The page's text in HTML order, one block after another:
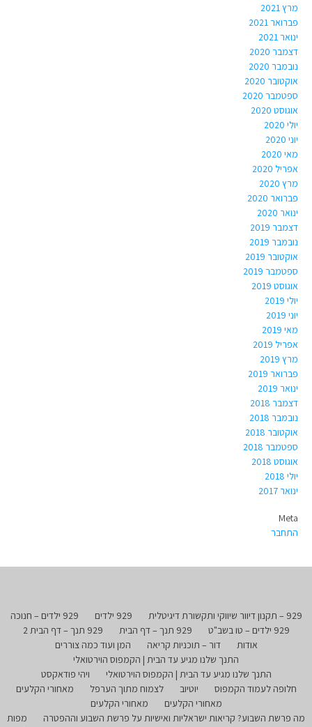
מרץ 2021
פברואר 2021
ינואר 2021
דצמבר 2020
נובמבר 2020
אוקטובר 2020
ספטמבר 2020
אוגוסט 2020
יולי 2020
יוני 2020
מאי 2020
אפריל 2020
מרץ 2020
פברואר 2020
ינואר 2020
דצמבר 2019
נובמבר 2019
אוקטובר 2019
ספטמבר 2019
אוגוסט 2019
יולי 2019
יוני 2019
מאי 2019
אפריל 2019
מרץ 2019
פברואר 2019
ינואר 2019
דצמבר 2018
נובמבר 2018
אוקטובר 2018
ספטמבר 2018
אוגוסט 2018
יולי 2018
ינואר 2017
Meta
התחבר
929 – תקנון דיוור שיווקי ותקשורת דיגיטלית 929 ילדים
929 ילדים – חנוכה
929 ילדים – טו בשב"ט
929 תנך – דף הבית
929 תנך – דף הבית 2
אודות
דור – תוכניות קריאה
המן ועוד כמה צוררים
התנך שלנו מגיע עד הבית | הקמפוס הוירטואלי
התנך שלנו מגיע עד הבית | הקמפוס הוירטואלי
ויהי פודאקסט
חלופה לעמוד הקמפוס
יוטיוב לצמוח מתוך הערפל
מאחורי הקלעים
מאחורי הקלעים
מאחורי הקלעים
מה פרשת השבוע? קריאות ישראליות ואישיות על פרשת השבוע וההפטרה
מפות